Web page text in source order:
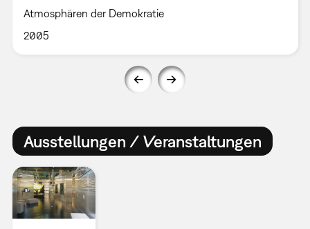
Atmosphären der Demokratie
2005
Ausstellungen / Veranstaltungen